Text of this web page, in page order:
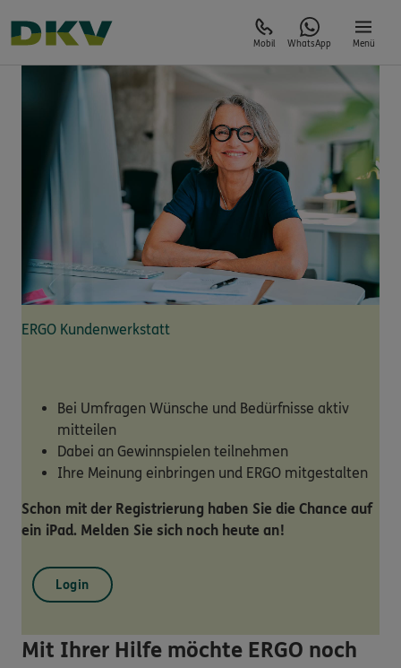
Mobil WhatsApp Menü
ERGO Kundenwerkstatt
Bei Umfragen Wünsche und Bedürfnisse aktiv
mitteilen
Dabei an Gewinnspielen teilnehmen
Ihre Meinung einbringen und ERGO mitgestalten
Schon mit der Registrierung haben Sie die Chance auf
ein iPad. Melden Sie sich noch heute an!
Login
Mit Ihrer Hilfe möchte ERGO noch